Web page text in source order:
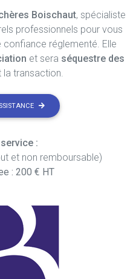
Boischaut, spécialiste
professionnels pour vous
réglementé. Elle
et sera séquestre des
la transaction.
:
et non remboursable)
: 200 € HT